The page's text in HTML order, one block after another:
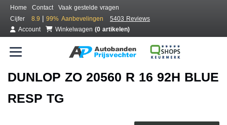
Home Contact
Vaak gestelde vragen
Cijfer
8.9 | 99% Aanbevelingen
5403 Reviews
Account
Winkelwagen (0 artikelen)
DUNLOP ZO 20560 R 16 92H BLUE
RESP TG